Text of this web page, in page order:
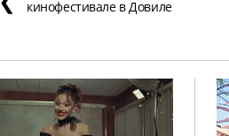
кинофестивале в Довиле